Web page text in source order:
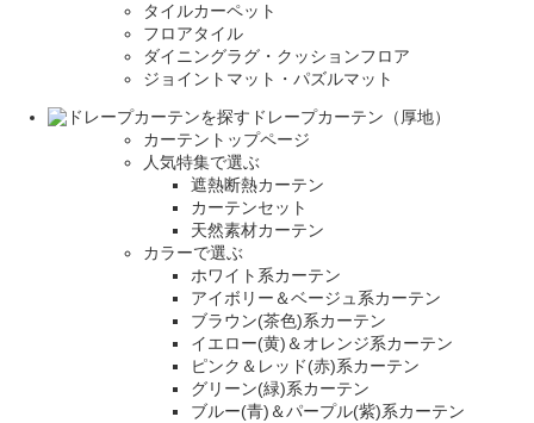
タイルカーペット
フロアタイル
ダイニングラグ・クッションフロア
ジョイントマット・パズルマット
ドレープカーテン（厚地）
カーテントップページ
人気特集で選ぶ
遮熱断熱カーテン
カーテンセット
天然素材カーテン
カラーで選ぶ
ホワイト系カーテン
アイボリー＆ベージュ系カーテン
ブラウン(茶色)系カーテン
イエロー(黄)＆オレンジ系カーテン
ピンク＆レッド(赤)系カーテン
グリーン(緑)系カーテン
ブルー(青)＆パープル(紫)系カーテン